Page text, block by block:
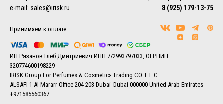
8 (925) 179-13-75
e-mail: sales@irisk.ru
Принимаем к оплате:
ИП Рязанов Глеб Дмитриевич ИНН 772993797033, ОГРНИП
320774600198229
IRISK Group For Perfumes & Cosmetics Trading CO. L.L.C
ALSAFI 1 Al Mararr Office 204-203 Dubai, Dubai 000000 United Arab Emirates
+971585560367